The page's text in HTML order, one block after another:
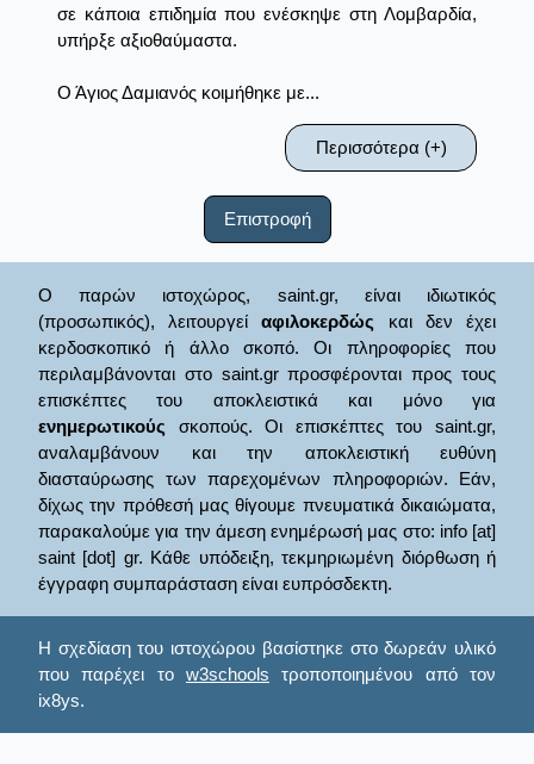
σε κάποια επιδημία που ενέσκηψε στη Λομβαρδία,
υπήρξε αξιοθαύμαστα.
Ο Άγιος Δαμιανός κοιμήθηκε με...
Περισσότερα (+)
Επιστροφή
Ο παρών ιστοχώρος, saint.gr, είναι ιδιωτικός
(προσωπικός), λειτουργείαφιλοκερδώς και δεν έχει
κερδοσκοπικό ή άλλο σκοπό. Οι πληροφορίες που
περιλαμβάνονται στο saint.gr προσφέρονται προς τους
επισκέπτες του αποκλειστικά και μόνο για
ενημερωτικούς σκοπούς. Οι επισκέπτες του saint.gr,
αναλαμβάνουν και την αποκλειστική ευθύνη
διασταύρωσης των παρεχομένων πληροφοριών. Εάν,
δίχως την πρόθεσή μας θίγουμε πνευματικά δικαιώματα,
παρακαλούμε για την άμεση ενημέρωσή μας στο: info [at]
saint [dot] gr. Κάθε υπόδειξη, τεκμηριωμένη διόρθωση ή
έγγραφη συμπαράσταση είναι ευπρόσδεκτη.
Η σχεδίαση του ιστοχώρου βασίστηκε στο δωρεάν υλικό
που παρέχει το w3schools τροποποιημένου από τον
ix8ys.